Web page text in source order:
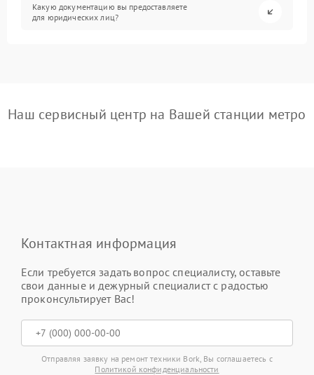
Какую документацию вы предоставляете
для юридических лиц?
Наш сервисный центр на Вашей станции метро
Контактная информация
Если требуется задать вопрос специалисту, оставьте
свои данные и дежурный специалист с радостью
проконсультирует Вас!
Отправляя заявку на ремонт техники Bork, Вы соглашаетесь с
Политикой конфиденциальности